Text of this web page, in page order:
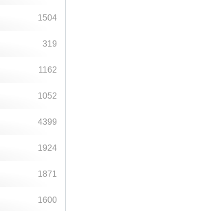
1504
319
1162
1052
4399
1924
1871
1600